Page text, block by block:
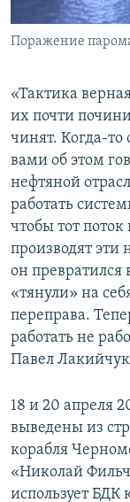
Поражение
«Тактика
их почти
чинят. Когда-
вами об этом
нефтяной
работать
чтобы тот
производят
он превратился
«тянули» на
переправа.
работать не
Павел
18 и 20 апреля
выведены из
корабля
«Николай
использует БДК